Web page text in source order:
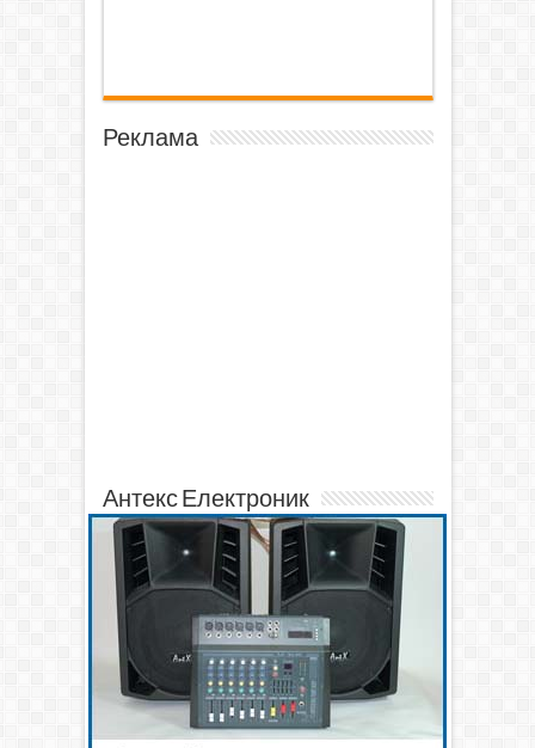
Реклама
Антекс Електроник